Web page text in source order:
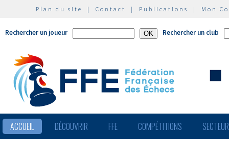
Plan du site | Contact | Publications | Mon
Rechercher un joueur Rechercher un club
ACCUEIL DÉCOUVRIR FFE COMPÉTITIONS